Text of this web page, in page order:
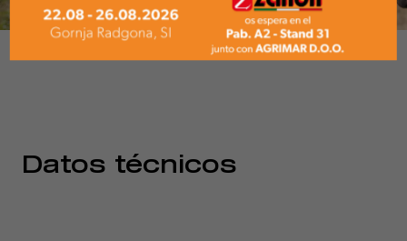
Datos técnicos